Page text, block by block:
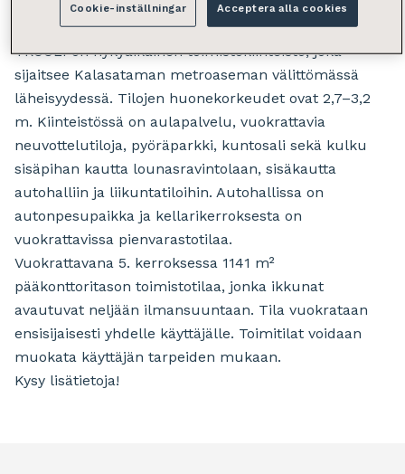
TROOLI on nykyaikainen toimistokiinteistö, joka
sijaitsee Kalasataman metroaseman välittömässä
läheisyydessä. Tilojen huonekorkeudet ovat 2,7–3,2
m. Kiinteistössä on aulapalvelu, vuokrattavia
neuvottelutiloja, pyöräparkki, kuntosali sekä kulku
sisäpihan kautta lounasravintolaan, sisäkautta
autohalliin ja liikuntatiloihin. Autohallissa on
autonpesupaikka ja kellarikerroksesta on
vuokrattavissa pienvarastotilaa.
Vuokrattavana 5. kerroksessa 1141 m²
pääkonttoritason toimistotilaa, jonka ikkunat
avautuvat neljään ilmansuuntaan. Tila vuokrataan
ensisijaisesti yhdelle käyttäjälle. Toimitilat voidaan
muokata käyttäjän tarpeiden mukaan.
Kysy lisätietoja!
Cookie-inställningar Acceptera alla cookies